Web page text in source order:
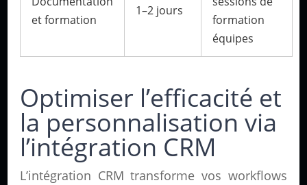
et formation
1–2 jours
formation
équipes
Optimiser l’efficacité et
la personnalisation via
l’intégration CRM
L’intégration CRM transforme vos workflows